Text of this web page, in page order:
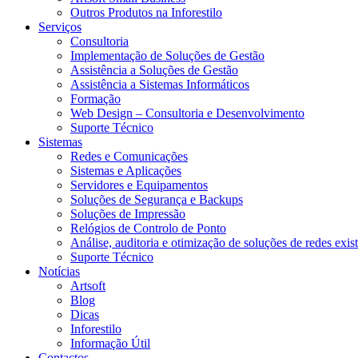
Outros Produtos na Inforestilo
Serviços
Consultoria
Implementação de Soluções de Gestão
Assistência a Soluções de Gestão
Assistência a Sistemas Informáticos
Formação
Web Design – Consultoria e Desenvolvimento
Suporte Técnico
Sistemas
Redes e Comunicações
Sistemas e Aplicações
Servidores e Equipamentos
Soluções de Segurança e Backups
Soluções de Impressão
Relógios de Controlo de Ponto
Análise, auditoria e otimização de soluções de redes
Suporte Técnico
Notícias
Artsoft
Blog
Dicas
Inforestilo
Informação Útil